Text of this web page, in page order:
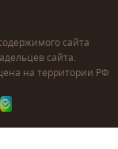
сайта
сайта.
на территории РФ